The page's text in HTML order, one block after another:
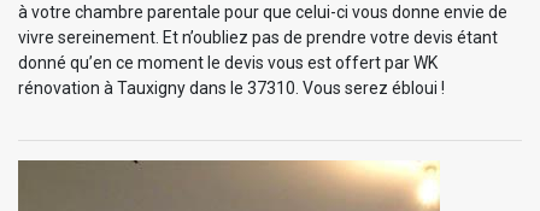
à votre chambre parentale pour que celui-ci vous donne envie de
vivre sereinement. Et n’oubliez pas de prendre votre devis étant
donné qu’en ce moment le devis vous est offert par WK
rénovation à Tauxigny dans le 37310. Vous serez ébloui !